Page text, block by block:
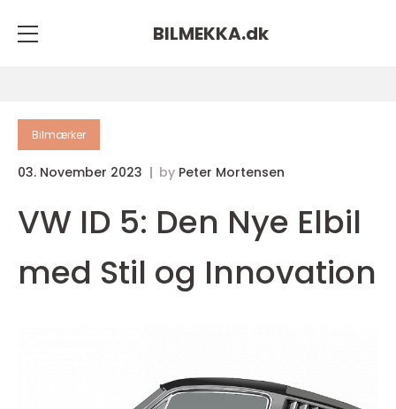
BILMEKKA.dk
Bilmærker
03. November 2023 by Peter Mortensen
VW ID 5: Den Nye Elbil
med Stil og Innovation